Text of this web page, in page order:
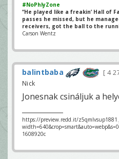
#NoPhlyZone
“He played like a freakin’ Hall of
passes he missed, but he
receivers, got the ball to the
Carson Wentz
balintbaba 4
Nick
Jonesnak csináljuk a
https://preview.redd.it/
1608920c